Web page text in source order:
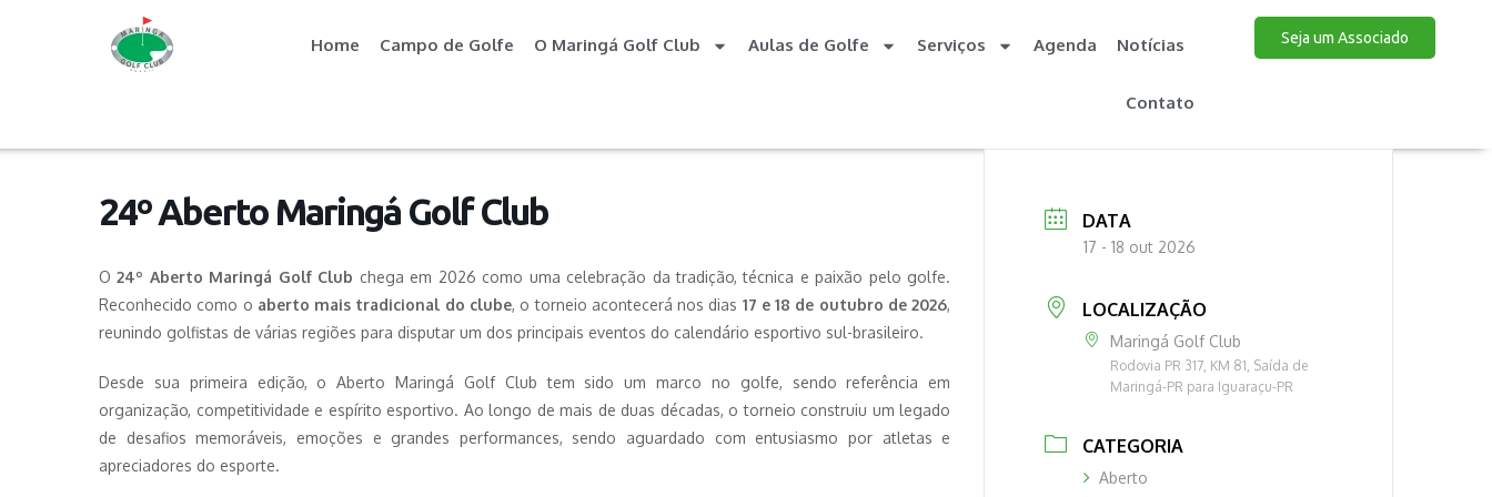
Home Campo de Golfe O Maringá Golf Club Aulas de Golfe Serviços Agenda Notícias
Contato
Seja um Associado
24º Aberto Maringá Golf Club
O24º Aberto Maringá Golf Club chega em 2026 como uma celebração da tradição, técnica e paixão pelo golfe.
Reconhecido como o aberto mais tradicional do clube, o torneio acontecerá nos dias 17 e 18 de outubro de 2026,
reunindo golfistas de várias regiões para disputar um dos principais eventos do calendário esportivo sul-brasileiro.
Desde sua primeira edição, o Aberto Maringá Golf Club tem sido um marco no golfe, sendo referência em
organização, competitividade e espírito esportivo. Ao longo de mais de duas décadas, o torneio construiu um legado
de desafios memoráveis, emoções e grandes performances, sendo aguardado com entusiasmo por atletas e
apreciadores do esporte.
DATA
17 - 18 out 2026
LOCALIZAÇÃO
Maringá Golf Club
Rodovia PR 317, KM 81, Saída de
Maringá-PR para Iguaraçu-PR
CATEGORIA
Aberto